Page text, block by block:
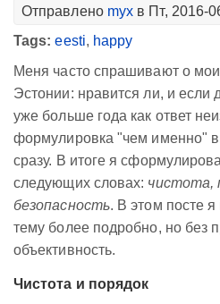
Отправлено myx в Пт, 2016-
Tags:eesti, happy
Меня часто спрашивают о
Эстонии: нравится ли, и если
уже больше года как ответ
формулировка "чем именно"
сразу. В итоге я
следующих словах: чистота,
безопасность. В этом посте
тему более подробно, но без
объективность.
Чистота и порядок